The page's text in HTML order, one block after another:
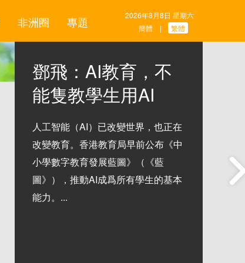
2026年8月8日 星期六
簡體
繁體
非洲圈 專題
鄧飛：AI教育，不
能隻教學生用AI
人工智能（AI）已改變世界，也正在
改變教育。香港教育局早前公布《中
小學數字教育發展藍圖》（《藍
圖》），推動AI成爲所有學生的基本
能力。...